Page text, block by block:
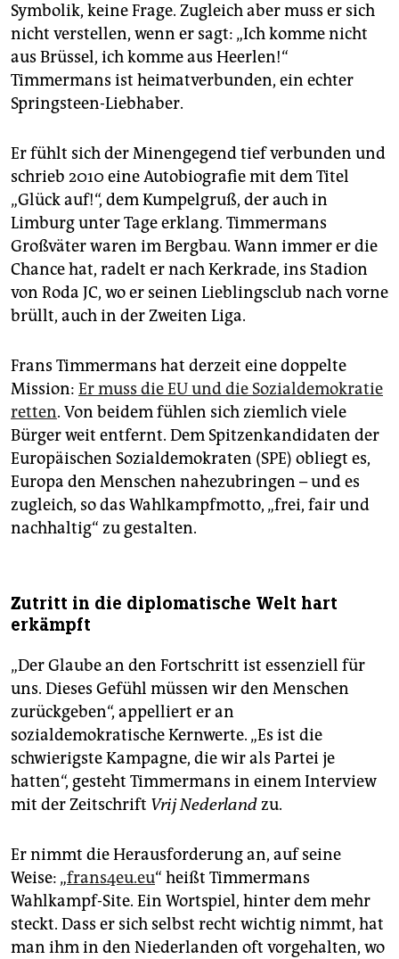
Symbolik, keine Frage. Zugleich aber muss er sich
nicht verstellen, wenn er sagt: „Ich komme nicht
aus Brüssel, ich komme aus Heerlen!“
Timmermans ist heimatverbunden, ein echter
Springsteen-Liebhaber.
Er fühlt sich der Minengegend tief verbunden und
schrieb 2010 eine Autobiografie mit dem Titel
„Glück auf!“, dem Kumpelgruß, der auch in
Limburg unter Tage erklang. Timmermans
Großväter waren im Bergbau. Wann immer er die
Chance hat, radelt er nach Kerkrade, ins Stadion
von Roda JC, wo er seinen Lieblingsclub nach vorne
brüllt, auch in der Zweiten Liga.
Frans Timmermans hat derzeit eine doppelte
Mission: Er muss die EU und die Sozialdemokratie
retten. Von beidem fühlen sich ziemlich viele
Bürger weit entfernt. Dem Spitzenkandidaten der
Europäischen Sozialdemokraten (SPE) obliegt es,
Europa den Menschen nahezubringen – und es
zugleich, so das Wahlkampfmotto, „frei, fair und
nachhaltig“ zu gestalten.
Zutritt in die diplomatische Welt hart
erkämpft
„Der Glaube an den Fortschritt ist essenziell für
uns. Dieses Gefühl müssen wir den Menschen
zurückgeben“, appelliert er an
sozialdemokratische Kernwerte. „Es ist die
schwierigste Kampagne, die wir als Partei je
hatten“, gesteht Timmermans in einem Interview
mit der Zeitschrift Vrij Nederlandzu.
Er nimmt die Herausforderung an, auf seine
Weise: „frans4eu.eu“ heißt Timmermans
Wahlkampf-Site. Ein Wortspiel, hinter dem mehr
steckt. Dass er sich selbst recht wichtig nimmt, hat
man ihm in den Niederlanden oft vorgehalten, wo